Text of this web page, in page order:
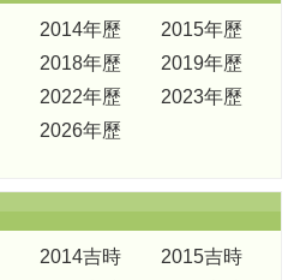
2014年歷
2015年歷
2018年歷
2019年歷
2022年歷
2023年歷
2026年歷
2014吉時
2015吉時